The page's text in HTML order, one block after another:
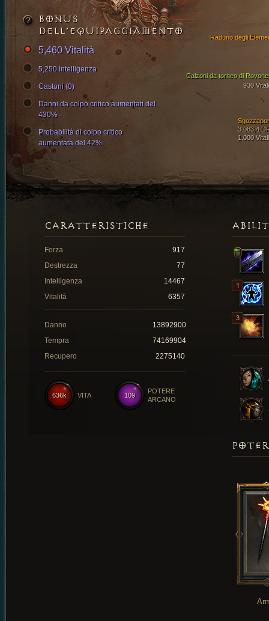
Calzoni da torneo di
930
3.083,4
1,000
Raduno degli
BONUS
DELL’EQUIPAGGIAMENTO
5,460 Vitalità
5,250 Intelligenza
Castoni (0)
Danni da colpo critico aumentati del
430%
Probabilità di colpo critico
aumentata del 42%
CARATTERISTICHE
Forza
917
Destrezza
77
Intelligenza
14467
Vitalità
6357
Danno
13892900
Tempra
74169904
Recupero
2275140
109
POTERE
ARCANO
636k VITA